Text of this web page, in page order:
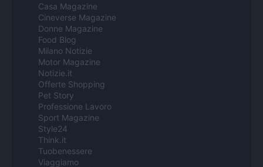
Casa Magazine
Cineverse Magazine
Donne Magazine
Food Blog
Milano Notizie
Motor Magazine
Notizie.it
Offerte Shopping
Pet Story
Professione Lavoro
Sport Magazine
Style24
Think.it
Tuobenessere
Viaggiamo